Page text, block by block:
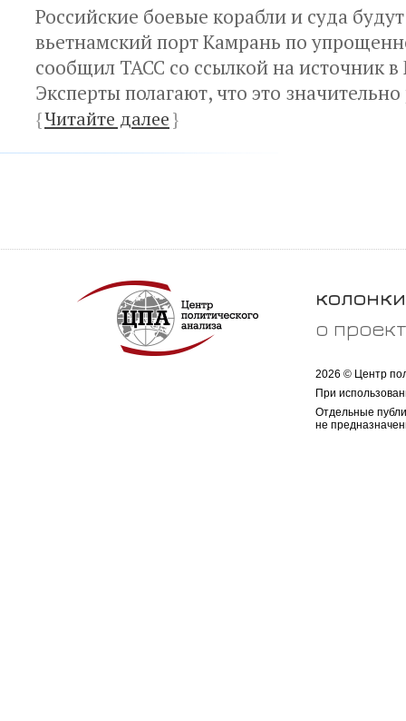
Российские боевые корабли и суда
вьетнамский порт Камрань по
сообщил ТАСС со ссылкой на источник
Эксперты полагают, что это
{Читайте далее}
колонки
о
2026 © Центр
При
Отдельные
не